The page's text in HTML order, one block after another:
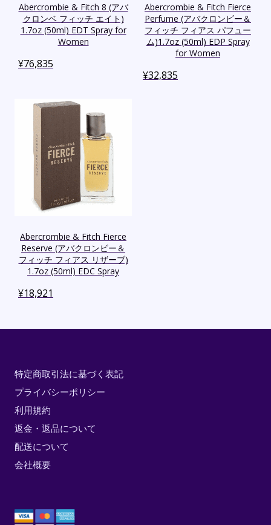
Abercrombie & Fitch 8 (アバ
クロンベ フィッチ エイト)
1.7oz (50ml) EDT Spray for
Women
¥76,835
Abercrombie & Fitch Fierce
Perfume (アバクロンビー＆
フィッチ フィアス パフュー
ム)1.7oz (50ml) EDP Spray
for Women
¥32,835
Abercrombie & Fitch Fierce
Reserve (アバクロンビー＆
フィッチ フィアス リザーブ)
1.7oz (50ml) EDC Spray
¥18,921
特定商取引法に基づく表記
プライバシーポリシー
利用規約
返金・返品について
配送について
会社概要